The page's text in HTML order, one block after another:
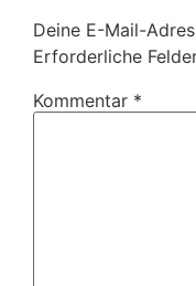
Deine E-Mail-
Erforderliche
Kommentar *